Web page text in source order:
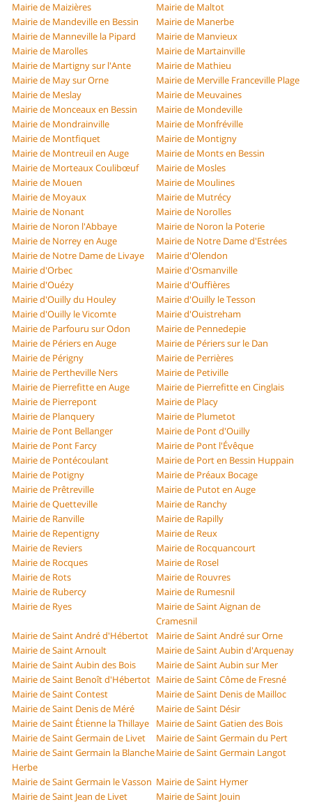
Mairie de Maizières
Mairie de Maltot
Mairie de Mandeville en Bessin
Mairie de Manerbe
Mairie de Manneville la Pipard
Mairie de Manvieux
Mairie de Marolles
Mairie de Martainville
Mairie de Martigny sur l'Ante
Mairie de Mathieu
Mairie de May sur Orne
Mairie de Merville Franceville Plage
Mairie de Meslay
Mairie de Meuvaines
Mairie de Monceaux en Bessin
Mairie de Mondeville
Mairie de Mondrainville
Mairie de Monfréville
Mairie de Montfiquet
Mairie de Montigny
Mairie de Montreuil en Auge
Mairie de Monts en Bessin
Mairie de Morteaux Coulibœuf
Mairie de Mosles
Mairie de Mouen
Mairie de Moulines
Mairie de Moyaux
Mairie de Mutrécy
Mairie de Nonant
Mairie de Norolles
Mairie de Noron l'Abbaye
Mairie de Noron la Poterie
Mairie de Norrey en Auge
Mairie de Notre Dame d'Estrées
Mairie de Notre Dame de Livaye
Mairie d'Olendon
Mairie d'Orbec
Mairie d'Osmanville
Mairie d'Ouézy
Mairie d'Ouffières
Mairie d'Ouilly du Houley
Mairie d'Ouilly le Tesson
Mairie d'Ouilly le Vicomte
Mairie d'Ouistreham
Mairie de Parfouru sur Odon
Mairie de Pennedepie
Mairie de Périers en Auge
Mairie de Périers sur le Dan
Mairie de Périgny
Mairie de Perrières
Mairie de Pertheville Ners
Mairie de Petiville
Mairie de Pierrefitte en Auge
Mairie de Pierrefitte en Cinglais
Mairie de Pierrepont
Mairie de Placy
Mairie de Planquery
Mairie de Plumetot
Mairie de Pont Bellanger
Mairie de Pont d'Ouilly
Mairie de Pont Farcy
Mairie de Pont l'Évêque
Mairie de Pontécoulant
Mairie de Port en Bessin Huppain
Mairie de Potigny
Mairie de Préaux Bocage
Mairie de Prêtreville
Mairie de Putot en Auge
Mairie de Quetteville
Mairie de Ranchy
Mairie de Ranville
Mairie de Rapilly
Mairie de Repentigny
Mairie de Reux
Mairie de Reviers
Mairie de Rocquancourt
Mairie de Rocques
Mairie de Rosel
Mairie de Rots
Mairie de Rouvres
Mairie de Rubercy
Mairie de Rumesnil
Mairie de Ryes
Mairie de Saint Aignan de
Cramesnil
Mairie de Saint André d'Hébertot
Mairie de Saint André sur Orne
Mairie de Saint Arnoult
Mairie de Saint Aubin d'Arquenay
Mairie de Saint Aubin des Bois
Mairie de Saint Aubin sur Mer
Mairie de Saint Benoît d'Hébertot Mairie de Saint Côme de Fresné
Mairie de Saint Contest
Mairie de Saint Denis de Mailloc
Mairie de Saint Denis de Méré
Mairie de Saint Désir
Mairie de Saint Étienne la Thillaye
Mairie de Saint Gatien des Bois
Mairie de Saint Germain de Livet
Mairie de Saint Germain du Pert
Mairie de Saint Germain la Blanche
Herbe
Mairie de Saint Germain Langot
Mairie de Saint Germain le Vasson Mairie de Saint Hymer
Mairie de Saint Jean de Livet
Mairie de Saint Jouin